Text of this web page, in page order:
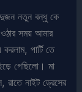
দুজন নতুন বন্ধু কে
সময় আমার
পার্টি তে
গেছিলো। মা
নাইট ড্রেসের